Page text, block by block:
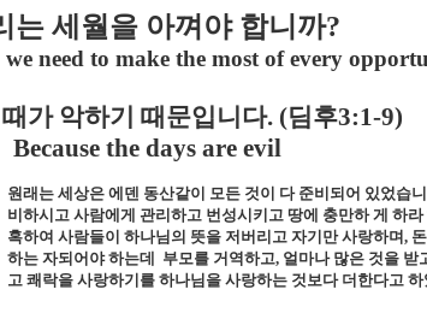
는 세월을 아껴야 합니까?
need to make the most of every
때가 악하기 때문입니다. (딤후3:1-9)
Because the days are evil
원래는 세상은 에덴 동산같이 모든 것이 다 준비되어 있었습
비하시고 사람에게 관리하고 번성시키고 땅에 충만하 게 하
혹하여 사람들이 하나님의 뜻을 저버리고 자기만 사랑하며 ,
하는 자되어야 하는데
부모를 거역하고, 얼마나 많은 것을 받
고 쾌락을 사랑하기를 하나님을 사랑하는 것보다 더한다고